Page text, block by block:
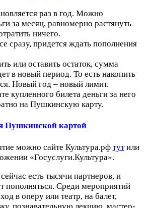
раз в год. Можно
за месяц, равномерно растянуть
ничего.
сразу, придется ждать пополнения
или оставить остаток, сумма
в новый период. То есть накопить
Новый год – новый лимит.
купленного билета деньги за него
на Пушкинскую карту.
Пушкинской картой
можно сайте Культура.рф тутили
«Госуслуги.Культура».
есть тысячи партнеров, и
пополняться. Среди мероприятий
в оперу или театр, на балет,